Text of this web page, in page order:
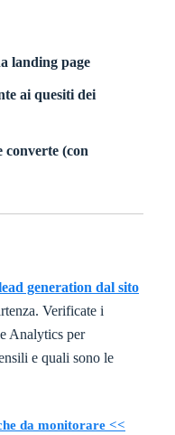
landing page
ai quesiti dei
converte (con
generation dal sito
Verificate i
Analytics per
e quali sono le
da monitorare <<